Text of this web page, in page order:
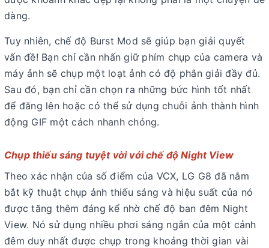
dàng.
Tuy nhiên, chế độ Burst Mod sẽ giúp bạn giải quyết
vấn đề! Bạn chỉ cần nhấn giữ phím chụp của camera và
máy ảnh sẽ chụp một loạt ảnh có độ phân giải đầy đủ.
Sau đó, bạn chỉ cần chọn ra những bức hình tốt nhất
để đăng lên hoặc có thể sử dụng chuỗi ảnh thành hình
động GIF một cách nhanh chóng.
Chụp thiếu sáng tuyệt vời với chế độ Night View
Theo xác nhận của số điểm của VCX, LG G8 đã nắm
bắt kỹ thuật chụp ảnh thiếu sáng và hiệu suất của nó
được tăng thêm đáng kể nhờ chế độ ban đêm Night
View. Nó sử dụng nhiều phơi sáng ngắn của một cảnh
đêm duy nhất được chụp trong khoảng thời gian vài